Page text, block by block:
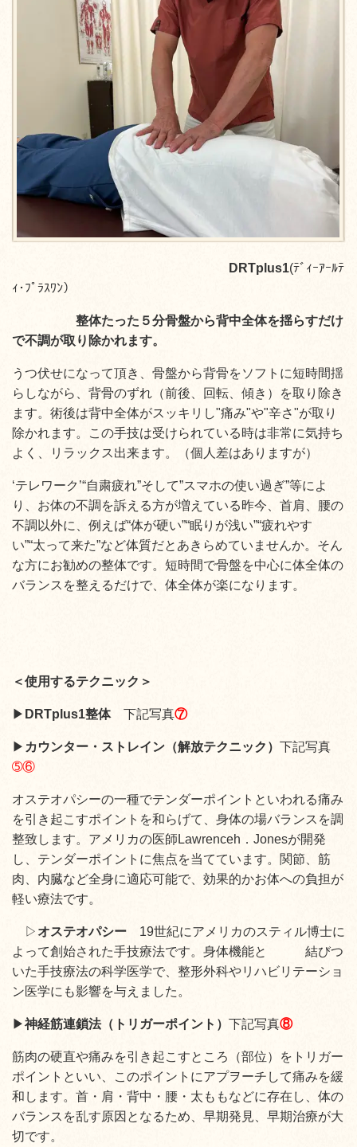
DRTplus1(ﾃﾞｨｰｱｰﾙﾃ
ｨ･ﾌﾟﾗｽﾜﾝ）
整体たった５分骨盤から背中全体を揺らすだけ
で不調が取り除かれます。
うつ伏せになって頂き、骨盤から背骨をソフトに短時間揺
らしながら、背骨のずれ（前後、回転、傾き）を取り除き
ます。術後は背中全体がスッキリし"痛み"や"辛さ"が取り
除かれます。この手技は受けられている時は非常に気持ち
よく、リラックス出来ます。（個人差はありますが）
‘テレワーク’“自粛疲れ”そして”スマホの使い過ぎ”等によ
り、お体の不調を訴える方が増えている昨今、首肩、腰の
不調以外に、例えば“体が硬い”“眠りが浅い”“疲れやす
い”“太って来た”など体質だとあきらめていませんか。そん
な方にお勧めの整体です。短時間で骨盤を中心に体全体の
バランスを整えるだけで、体全体が楽になります。
＜使用するテクニック＞
▶ DRTplus1整体 下記写真⑦
▶ カウンター ・ストレイン（解放テクニック） 下記写真
➄⑥
オステオパシーの一種でテンダーポイントといわれる痛み
を引き起こすポイントを和らげて、身体の場バランスを調
整致します。アメリカの医師Lawrenceh．Jonesが開発
し、テンダーポイントに焦点を当てています。関節、筋
肉、内臓など全身に適応可能で、効果的かお体への負担が
軽い療法です。
▷ オステオパシー 19世紀にアメリカのスティル博士に
よって創始された手技療法です。身体機能と 結びつ
いた手技療法の科学医学で、整形外科やリハビリテーショ
ン医学にも影響を与えました。
▶神経筋連鎖法（トリガーポイント） 下記写真⑧
筋肉の硬直や痛みを引き起こすところ（部位）をトリガー
ポイントといい、このポイントにアプヲーチして痛みを緩
和します。首・肩・背中・腰・太ももなどに存在し、体の
バランスを乱す原因となるため、早期発見、早期治療が大
切です。